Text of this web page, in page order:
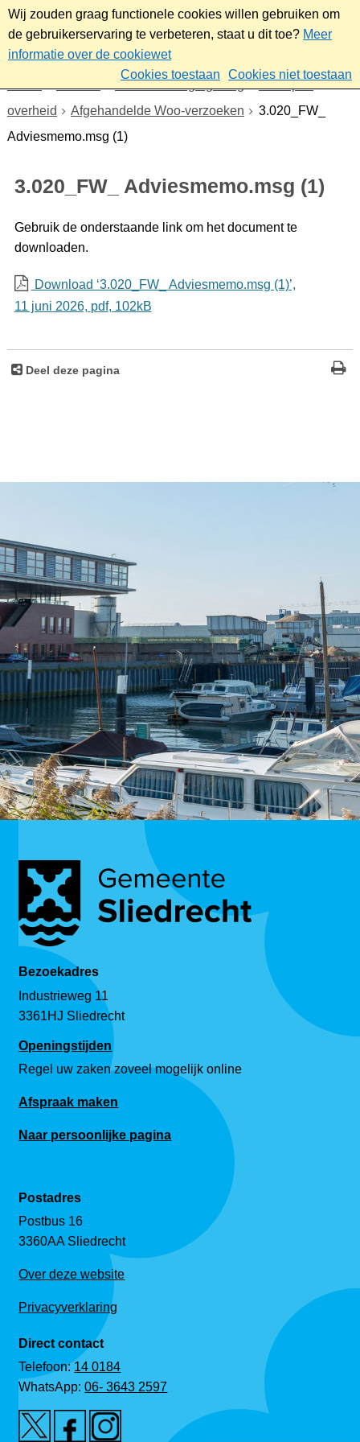
Wij zouden graag functionele cookies willen gebruiken om
de gebruikerservaring te verbeteren, staat u dit toe? Meer
informatie over de cookiewet
Cookies toestaan
Cookies niet toestaan
Beleid- en regelgeving
Wet open
overheid
Afgehandelde Woo-verzoeken
3.020_FW_
Adviesmemo.msg (1)
3.020_FW_ Adviesmemo.msg (1)
Gebruik de onderstaande link om het document te
downloaden.
Download ‘3.020_FW_ Adviesmemo.msg (1)’,
11 juni 2026, pdf, 102kB
Deel deze pagina
Bezoekadres
Industrieweg 11
3361HJ Sliedrecht
Openingstijden
Regel uw zaken zoveel mogelijk online
Afspraak maken
Naar persoonlijke pagina
Postadres
Postbus 16
3360AA Sliedrecht
Over deze website
Privacyverklaring
Direct contact
Telefoon:14 0184
WhatsApp:06- 3643 2597